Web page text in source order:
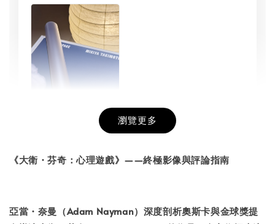
NT$ 50
- +
加入購物車
瀏覽更多
《大衛・芬奇：心理遊戲》——終極影像與評論指南
亞當・奈曼（Adam Nayman）深度剖析奧斯卡與金球獎提